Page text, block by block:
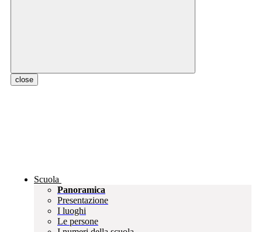
close
Scuola
Panoramica
Presentazione
I luoghi
Le persone